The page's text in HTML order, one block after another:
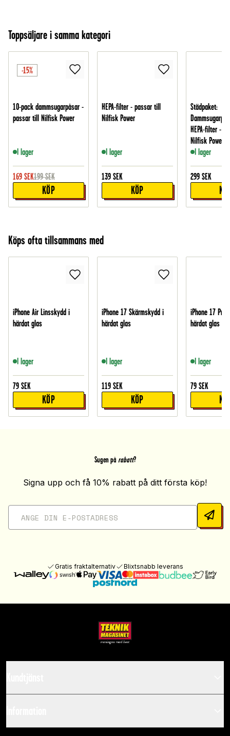
Toppsäljare i samma kategori
-15%
10-pack dammsugarpåsar -
passar till Nilfisk Power
I lager
169 SEK199 SEK
KÖP
HEPA-filter - passar till
Nilfisk Power
I lager
139 SEK
KÖP
Städpaket:
HEPA-filter -
Nilfisk Power
I lager
299 SEK
Köps ofta tillsammans med
iPhone Air Linsskydd i
härdat glas
I lager
79 SEK
KÖP
iPhone 17 Skärmskydd i
härdat glas
I lager
119 SEK
KÖP
iPhone 17 Pro
härdat glas
I lager
79 SEK
Sugen på rabatt?
Signa upp och få 10% rabatt på ditt första köp!
Gratis fraktalternativ Blixtsnabb leverans